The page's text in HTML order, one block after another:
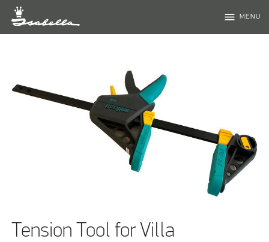
menu MENU
Tension Tool for Villa